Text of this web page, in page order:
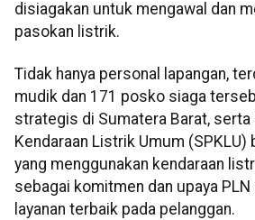
disiagakan untuk mengawal dan
pasokan listrik.
Tidak hanya personal lapangan,
mudik dan 171 posko siaga
strategis di Sumatera Barat, serta
Kendaraan Listrik Umum (SPKLU)
yang menggunakan kendaraan
sebagai komitmen dan upaya
layanan terbaik pada pelanggan.